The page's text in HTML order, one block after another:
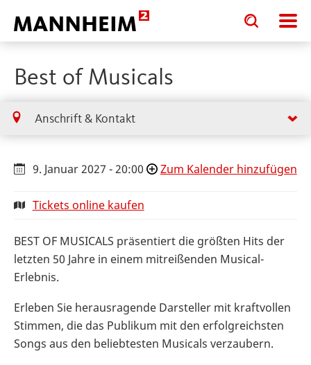
Toggle
search
input
Toggle
search
input
Best of Musicals
Anschrift & Kontakt
9. Januar 2027 - 20:00 Zum Kalender hinzufügen
Tickets online kaufen
BEST OF MUSICALS präsentiert die größten Hits der
letzten 50 Jahre in einem mitreißenden Musical-
Erlebnis.
Erleben Sie herausragende Darsteller mit kraftvollen
Stimmen, die das Publikum mit den erfolgreichsten
Songs aus den beliebtesten Musicals verzaubern.